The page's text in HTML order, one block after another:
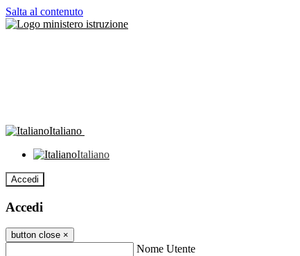
Salta al contenuto
Italiano
Italiano
Accedi
Accedi
button close ×
Nome Utente